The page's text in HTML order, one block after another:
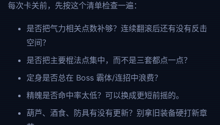
每次卡关前，先按这个清单检查一遍：
是否把气力相关点数补够？连续翻滚后还有没有反击
空间？
是否把主要棍法点集中，而不是三套都点一点？
定身是否总在 Boss 霸体/连招中浪费？
精魄是否命中率太低？可以换成更短前摇的。
葫芦、酒食、防具有没有更新？别拿旧装备硬打新章